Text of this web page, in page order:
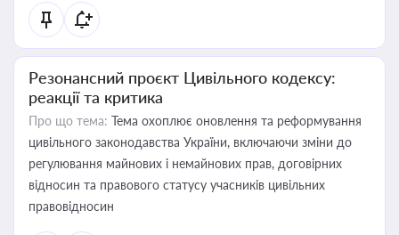
Резонансний проєкт Цивільного кодексу:
реакції та критика
Про що тема: Тема охоплює оновлення та реформування
цивільного законодавства України, включаючи зміни до
регулювання майнових і немайнових прав, договірних
відносин та правового статусу учасників цивільних
правовідносин